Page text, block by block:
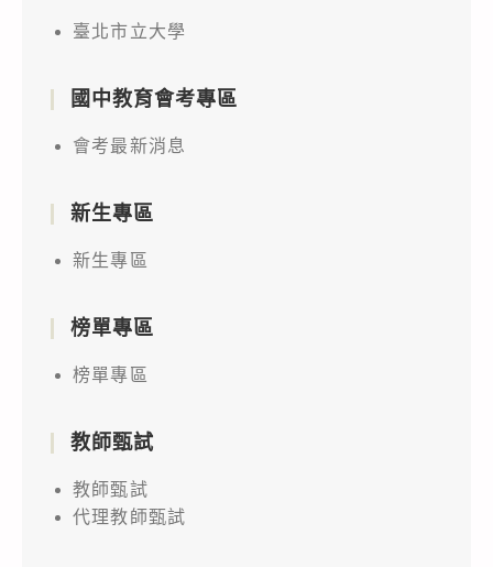
臺北市立大學
國中教育會考專區
會考最新消息
新生專區
新生專區
榜單專區
榜單專區
教師甄試
教師甄試
代理教師甄試